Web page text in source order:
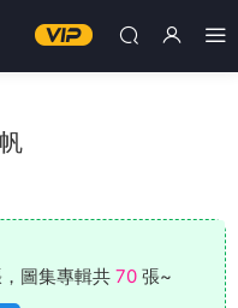
圖集專輯共 70張~